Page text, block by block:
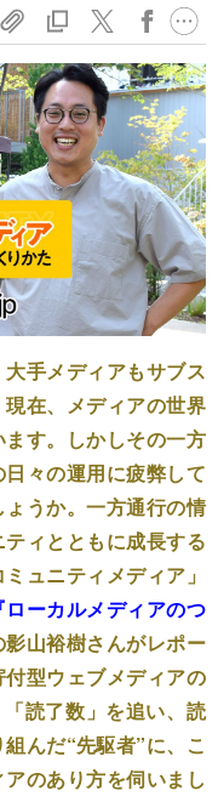
手メディアもサブス
在、メディアの世界
す。しかしその一方
々の運用に疲弊して
うか。一方通行の情
ィとともに成長する
ュニティメディア」
ローカルメディアのつ
山裕樹さんがレポー
付型ウェブメディアの
読了数」を追い、読
んだ“先駆者”に、こ
のあり方を伺いまし